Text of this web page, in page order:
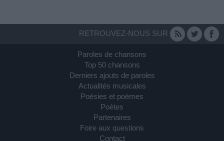
RETROUVEZ-NOUS SUR
Paroles de chansons
Top 50 chansons
Derniers ajouts de paroles
Actualités musicales
Poésies et poèmes
Poètes
Partenaires
Foire aux questions
Contact